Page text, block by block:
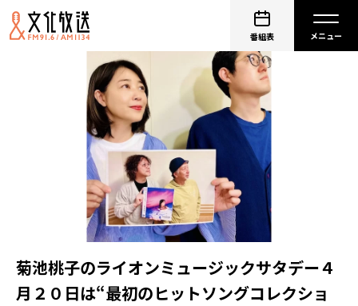
番組表
菊池桃子のライオンミュージックサタデー４
月２０日は“最初のヒットソングコレクショ